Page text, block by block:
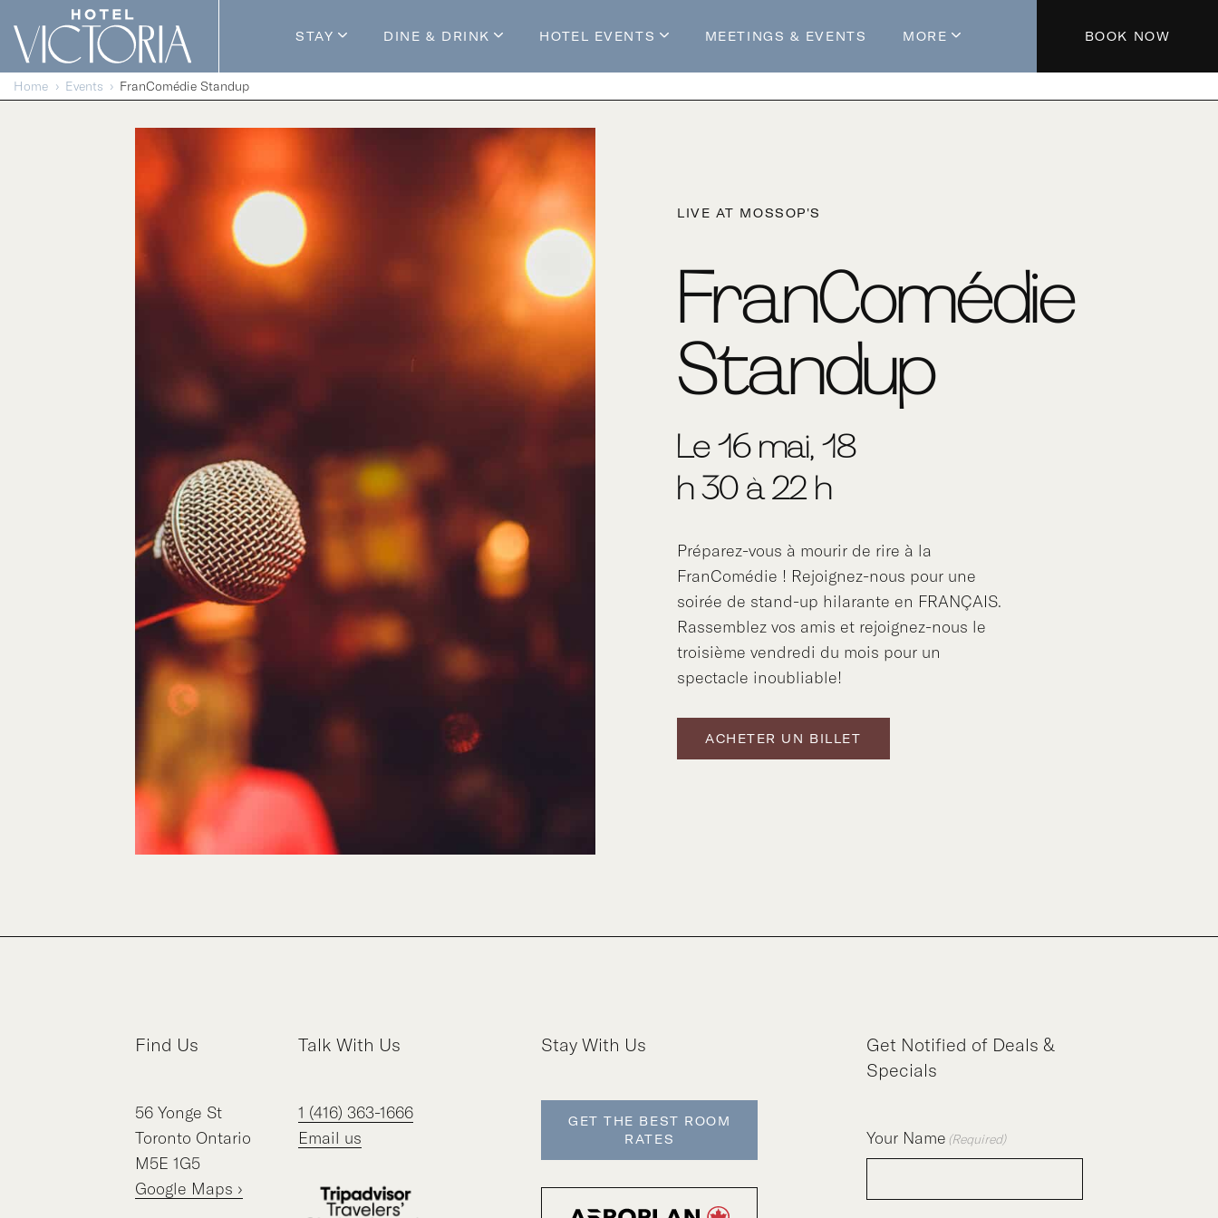
Skip to content
STAY
Guestrooms
DINE & DRINK
Mossop's Social House
HOTEL EVENTS
Live at Mossop’s
MEETINGS & EVENTS MORE
About The Hotel
Contact Us
BOOK NOW
Home Events FranComédie Standup
LIVE AT MOSSOP'S
FranComédie
Standup
Le 16 mai, 18
h 30 à 22 h
Préparez-vous à mourir de rire à la
FranComédie ! Rejoignez-nous pour une
soirée de stand-up hilarante en FRANÇAIS.
Rassemblez vos amis et rejoignez-nous le
troisième vendredi du mois pour un
spectacle inoubliable!
ACHETER UN BILLET
Find Us
56 Yonge St
Toronto Ontario
M5E 1G5
Google Maps ›
Talk With Us
1 (416) 363-1666
Email us
Stay With Us
GET THE BEST ROOM
RATES
Get Notified of Deals &
Specials
Your Name (Required)